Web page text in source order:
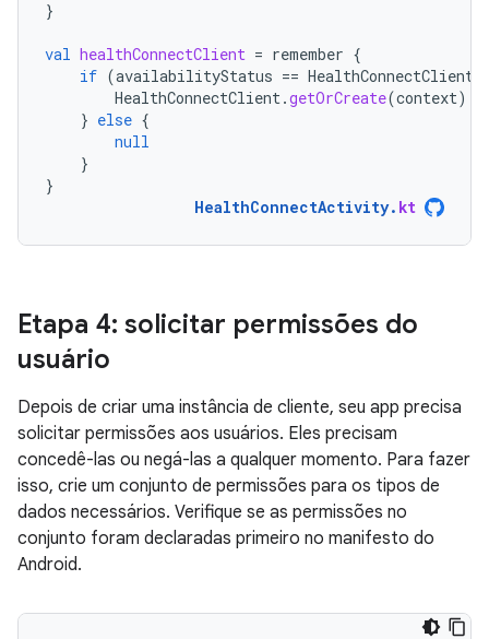
}
val healthConnectClient = remember {
if (availabilityStatus == HealthConnectClient
HealthConnectClient.getOrCreate(context)
} else {
null
}
}
HealthConnectActivity. kt
Etapa 4: solicitar permissões do
usuário
Depois de criar uma instância de cliente, seu app precisa
solicitar permissões aos usuários. Eles precisam
concedê-las ou negá-las a qualquer momento. Para fazer
isso, crie um conjunto de permissões para os tipos de
dados necessários. Verifique se as permissões no
conjunto foram declaradas primeiro no manifesto do
Android.